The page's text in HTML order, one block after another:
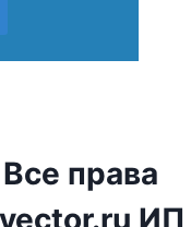
права
ИП